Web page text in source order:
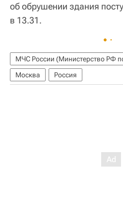
об обрушении здания
в 13.31.
Москва
Россия